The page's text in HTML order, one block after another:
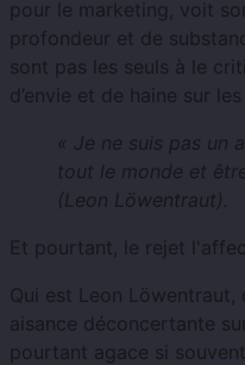
pour le marketing, voit
profondeur et de
sont pas les seuls à le
d’envie et de haine sur
« Je ne suis pas un
tout le monde et
(Leon Löwentraut).
Et pourtant, le rejet
Qui est Leon Löwentraut,
aisance déconcertante
pourtant agace si